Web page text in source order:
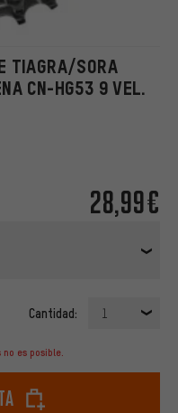
TIAGRA/SORA
CN-HG53 9 VEL.
28,99€
Cantidad: 1
no es posible.